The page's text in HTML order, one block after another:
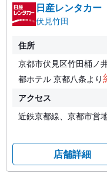
日産レンタカー
伏見竹田
住所
京都市伏見区竹田桶ノ
都ホテル 京都八条より
アクセス
近鉄京都線、京都市営
店舗詳細